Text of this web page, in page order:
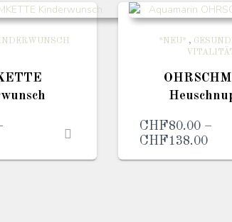
*NEU* ,
CHF80.00 –
CHF138.00